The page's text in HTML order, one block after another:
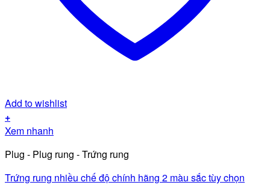
Add to wishlist
+
Xem nhanh
Plug - Plug rung - Trứng rung
Trứng rung nhiều chế độ chính hãng 2 màu sắc tùy chọn